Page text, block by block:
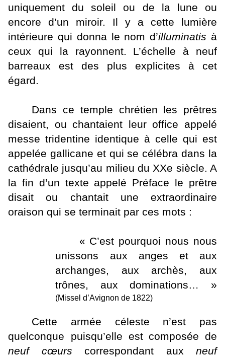
uniquement du soleil ou de la lune ou
encore d’un miroir. Il y a cette lumière
intérieure qui donna le nom d’illuminatis à
ceux qui la rayonnent. L’échelle à neuf
barreaux est des plus explicites à cet
égard.
Dans ce temple chrétien les prêtres
disaient, ou chantaient leur office appelé
messe tridentine identique à celle qui est
appelée gallicane et qui se célébra dans la
cathédrale jusqu’au milieu du XXe siècle. A
la fin d’un texte appelé Préface le prêtre
disait ou chantait une extraordinaire
oraison qui se terminait par ces mots :
« C’est pourquoi nous nous
unissons aux anges et aux
archanges, aux archès, aux
trônes, aux dominations… »
(Missel d’Avignon de 1822)
Cette armée céleste n’est pas
quelconque puisqu’elle est composée de
neuf cœurs correspondant aux neuf